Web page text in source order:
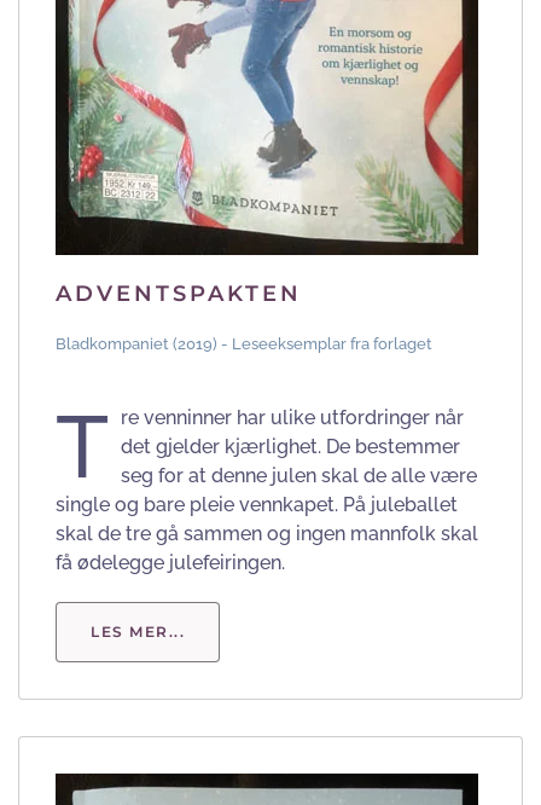
ADVENTSPAKTEN
Bladkompaniet (2019) - Leseeksemplar fra forlaget
T
re venninner har ulike utfordringer når
det gjelder kjærlighet. De bestemmer
seg for at denne julen skal de alle være
single og bare pleie vennkapet. På juleballet
skal de tre gå sammen og ingen mannfolk skal
få ødelegge julefeiringen.
LES MER...